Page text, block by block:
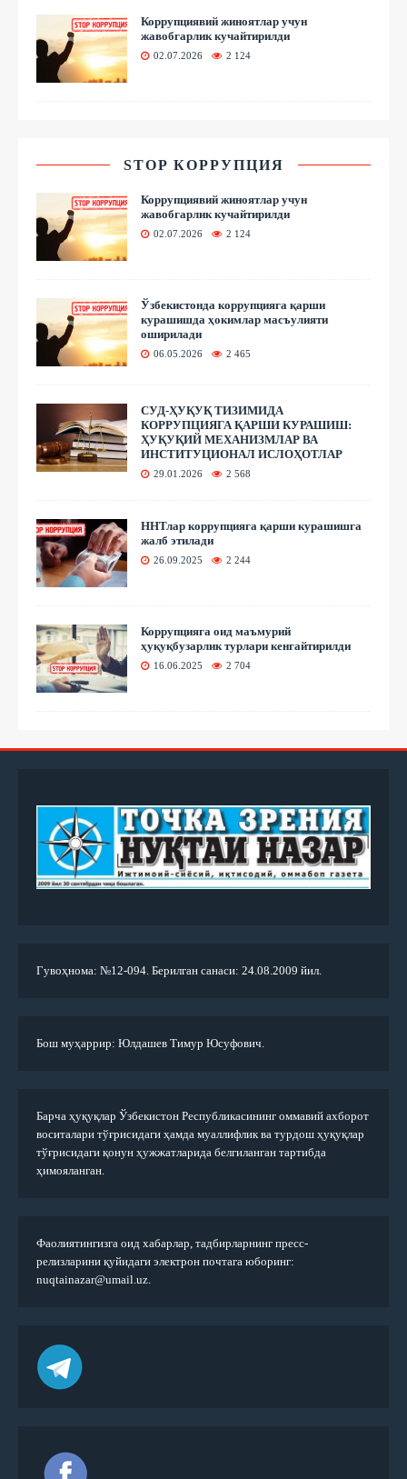
Коррупциявий жиноятлар учун
жавобгарлик кучайтирилди
02.07.2026 2 124
STOP КОРРУПЦИЯ
Коррупциявий жиноятлар учун
жавобгарлик кучайтирилди
02.07.2026 2 124
Ўзбекистонда коррупцияга қарши
курашишда ҳокимлар масъулияти
оширилади
06.05.2026 2 465
СУД-ҲУҚУҚ ТИЗИМИДА
КОРРУПЦИЯГА ҚАРШИ КУРАШИШ:
ҲУҚУҚИЙ МЕХАНИЗМЛАР ВА
ИНСТИТУЦИОНАЛ ИСЛОҲОТЛАР
29.01.2026 2 568
ННТлар коррупцияга қарши курашишга
жалб этилади
26.09.2025 2 244
Коррупцияга оид маъмурий
ҳуқуқбузарлик турлари кенгайтирилди
16.06.2025 2 704
Гувоҳнома: №12-094. Берилган санаси: 24.08.2009 йил.
Бош муҳаррир: Юлдашев Тимур Юсуфович.
Барча ҳуқуқлар Ўзбекистон Республикасининг оммавий ахборот
воситалари тўғрисидаги ҳамда муаллифлик ва турдош ҳуқуқлар
тўғрисидаги қонун ҳужжатларида белгиланган тартибда
ҳимояланган.
Фаолиятингизга оид хабарлар, тадбирларнинг пресс-
релизларини қуйидаги электрон почтага юборинг:
nuqtainazar@umail.uz.